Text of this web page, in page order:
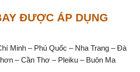
ĐƯỢC ÁP DỤNG
Minh – Phú Quốc – Nha Trang – Đà
– Cần Thơ – Pleiku – Buôn Ma